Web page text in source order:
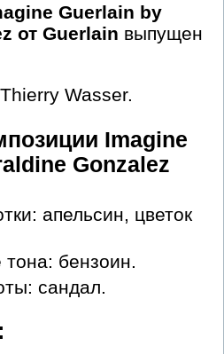
Guerlain by
от Guerlain выпущен
Wasser.
Imagine
Gonzalez
апельсин, цветок
бензоин.
сандал.